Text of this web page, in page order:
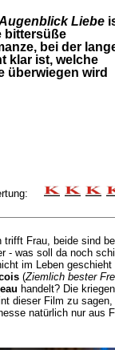
Liebe
bittersüße
bei der
klar ist, welche
überwiegen wird
trifft Frau, beide sind
- was soll da noch
im Leben
(Ziemlich bester
handelt? Die
dieser Film zu
natürlich nur aus